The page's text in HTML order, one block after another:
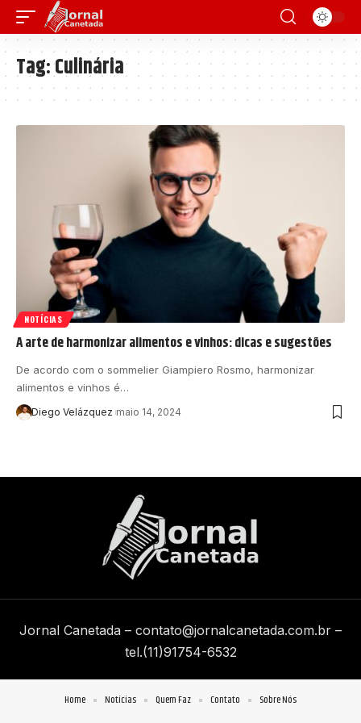
Tag:Culinária
NOTÍCIAS
A arte de harmonizar alimentos e vinhos: dicas e sugestões
De acordo com o sommelier Giampiero Rosmo, harmonizar
alimentos e vinhos é…
Diego Velázquez maio 14, 2024
Jornal Canetada – contato@jornalcanetada.com.br –
tel.(11)91754-6532
Home Notícias Quem Faz Contato Sobre Nós